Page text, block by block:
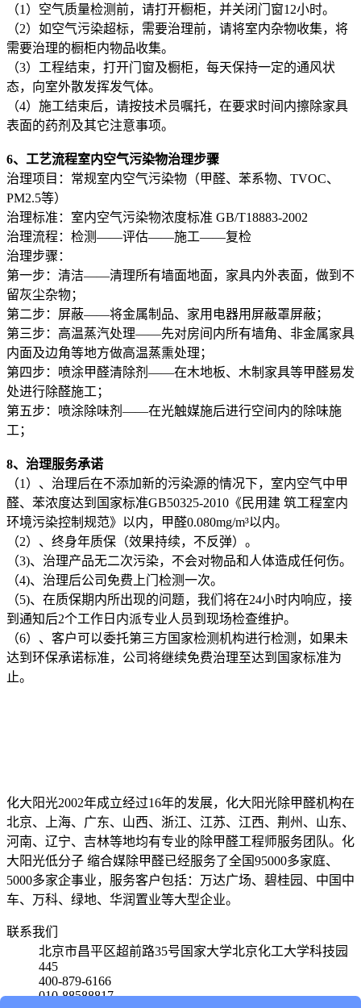
（1）空气质量检测前，请打开橱柜，并关闭门窗12小时。
（2）如空气污染超标，需要治理前，请将室内杂物收集，将
需要治理的橱柜内物品收集。
（3）工程结束，打开门窗及橱柜，每天保持一定的通风状
态，向室外散发挥发气体。
（4）施工结束后，请按技术员嘱托，在要求时间内擦除家具
表面的药剂及其它注意事项。
6、工艺流程室内空气污染物治理步骤
治理项目：常规室内空气污染物（甲醛、苯系物、TVOC、
PM2.5等）
治理标准：室内空气污染物浓度标准 GB/T18883-2002
治理流程：检测——评估——施工——复检
治理步骤：
第一步：清洁——清理所有墙面地面，家具内外表面，做到不
留灰尘杂物；
第二步：屏蔽——将金属制品、家用电器用屏蔽罩屏蔽；
第三步：高温蒸汽处理——先对房间内所有墙角、非金属家具
内面及边角等地方做高温蒸熏处理；
第四步：喷涂甲醛清除剂——在木地板、木制家具等甲醛易发
处进行除醛施工；
第五步：喷涂除味剂——在光触媒施后进行空间内的除味施
工；
8、治理服务承诺
（1）、治理后在不添加新的污染源的情况下，室内空气中甲
醛、苯浓度达到国家标准GB50325-2010《民用建 筑工程室内
环境污染控制规范》以内，甲醛0.080mg/m³以内。
（2）、终身年质保（效果持续，不反弹）。
（3)、治理产品无二次污染，不会对物品和人体造成任何伤。
（4)、治理后公司免费上门检测一次。
（5)、在质保期内所出现的问题，我们将在24小时内响应，接
到通知后2个工作日内派专业人员到现场检查维护。
（6）、客户可以委托第三方国家检测机构进行检测，如果未
达到环保承诺标准，公司将继续免费治理至达到国家标准为
止。
化大阳光2002年成立经过16年的发展，化大阳光除甲醛机构在
北京、上海、广东、山西、浙江、江苏、江西、荆州、山东、
河南、辽宁、吉林等地均有专业的除甲醛工程师服务团队。化
大阳光低分子 缩合媒除甲醛已经服务了全国95000多家庭、
5000多家企事业，服务客户包括：万达广场、碧桂园、中国中
车、万科、绿地、华润置业等大型企业。
联系我们
北京市昌平区超前路35号国家大学北京化工大学科技园
445
400-879-6166
010-88588817